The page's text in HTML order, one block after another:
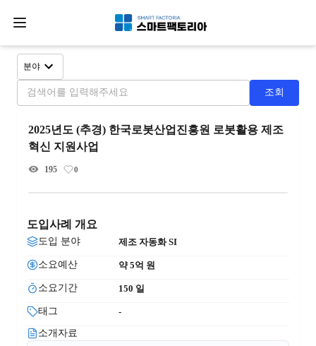
분야
조회
2025년도 (추경) 한국로봇산업진흥원 로봇활용 제조
혁신 지원사업
195 0
도입사례 개요
도입 분야 제조 자동화 SI
소요예산 약 5억 원
소요기간 150 일
태그
-
소개자료